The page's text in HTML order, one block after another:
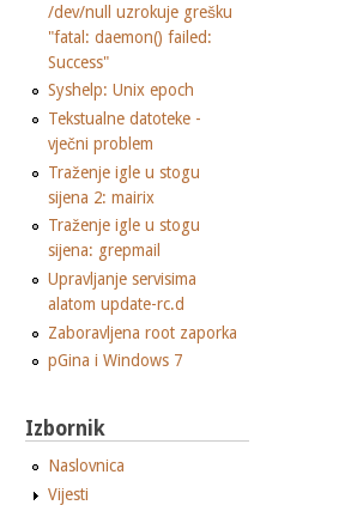
/dev/null uzrokuje grešku
"fatal: daemon() failed:
Success"
Syshelp: Unix epoch
Tekstualne datoteke -
vječni problem
Traženje igle u stogu
sijena 2: mairix
Traženje igle u stogu
sijena: grepmail
Upravljanje servisima
alatom update-rc.d
Zaboravljena root zaporka
pGina i Windows 7
Izbornik
Naslovnica
Vijesti